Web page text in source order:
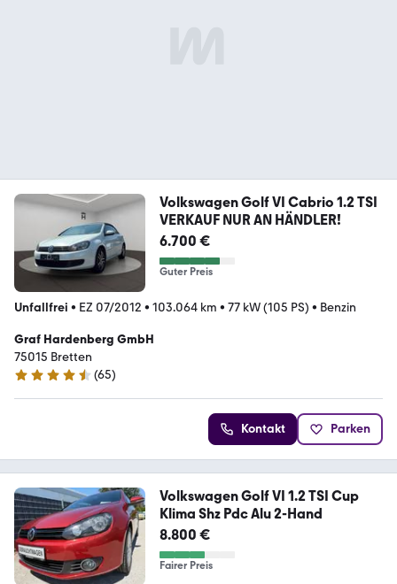
Volkswagen Golf VI Cabrio 1.2 TSI
VERKAUF NUR AN HÄNDLER!
6.700 €
Guter Preis
Unfallfrei • EZ 07/2012 • 103.064 km • 77 kW (105 PS) • Benzin
Graf Hardenberg GmbH
75015 Bretten
4.7 Sterne
(65)
Kontakt Parken
Volkswagen Golf VI 1.2 TSI Cup
Klima Shz Pdc Alu 2-Hand
8.800 €
Fairer Preis